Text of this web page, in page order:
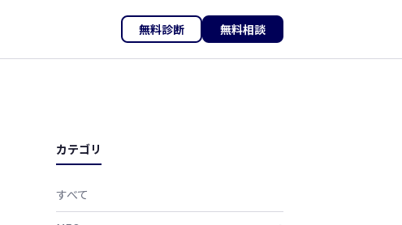
無料診断 無料相談
カテゴリ
すべて